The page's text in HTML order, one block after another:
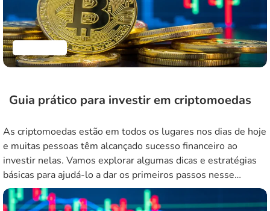
Guia prático para investir em criptomoedas
As criptomoedas estão em todos os lugares nos dias de hoje
e muitas pessoas têm alcançado sucesso financeiro ao
investir nelas. Vamos explorar algumas dicas e estratégias
básicas para ajudá-lo a dar os primeiros passos nesse
emocionante mundo das moedas digitais. Pesquisando e
entendendo o mercado Antes de começar a investir em